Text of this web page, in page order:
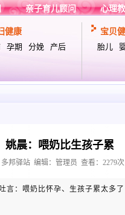
亲子育儿顾问 心理
健康
孕期 分娩 产后
宝贝
胎儿
姚晨：喂奶比生孩子累
多邦驿站 编辑：管理员 查看：2279
言：喂奶比怀孕、生孩子累太多